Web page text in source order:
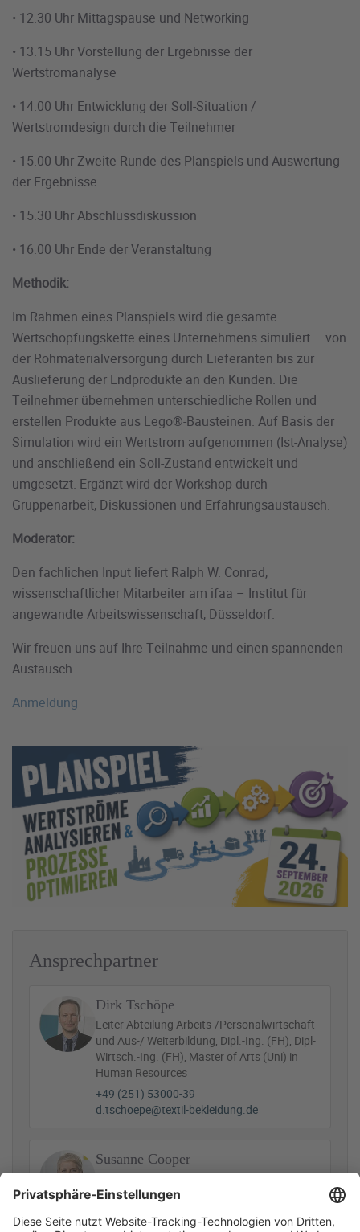
• 12.30 Uhr Mittagspause und Networking
• 13.15 Uhr Vorstellung der Ergebnisse der
Wertstromanalyse
• 14.00 Uhr Entwicklung der Soll-Situation /
Wertstromdesign durch die Teilnehmer
• 15.00 Uhr Zweite Runde des Planspiels und Auswertung
der Ergebnisse
• 15.30 Uhr Abschlussdiskussion
• 16.00 Uhr Ende der Veranstaltung
Methodik:
Im Rahmen eines Planspiels wird die gesamte
Wertschöpfungskette eines Unternehmens simuliert – von
der Rohmaterialversorgung durch Lieferanten bis zur
Auslieferung der Endprodukte an den Kunden. Die
Teilnehmer übernehmen unterschiedliche Rollen und
erstellen Produkte aus Lego®-Bausteinen. Auf Basis der
Simulation wird ein Wertstrom aufgenommen (Ist-Analyse)
und anschließend ein Soll-Zustand entwickelt und
umgesetzt. Ergänzt wird der Workshop durch
Gruppenarbeit, Diskussionen und Erfahrungsaustausch.
Moderator:
Den fachlichen Input liefert Ralph W. Conrad,
wissenschaftlicher Mitarbeiter am ifaa – Institut für
angewandte Arbeitswissenschaft, Düsseldorf.
Wir freuen uns auf Ihre Teilnahme und einen spannenden
Austausch.
Anmeldung
Ansprechpartner
Dirk Tschöpe
Leiter Abteilung Arbeits-/Personalwirtschaft
und Aus-/ Weiterbildung, Dipl.-Ing. (FH), Dipl-
Wirtsch.-Ing. (FH), Master of Arts (Uni) in
Human Resources
+49 (251) 53000-39
d.tschoepe@textil-bekleidung.de
Susanne Cooper
+49 (251) 53000-38
s.cooper@textil-bekleidung.de